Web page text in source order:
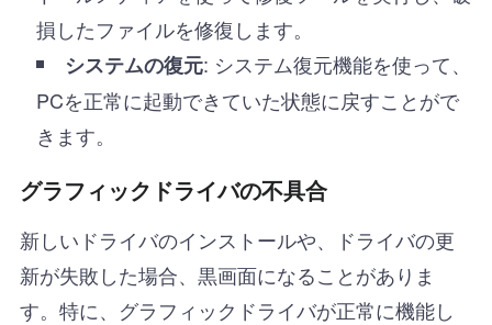
損したファイルを修復します。
システムの復元: システム復元機能を使って、
PCを正常に起動できていた状態に戻すことがで
きます。
グラフィックドライバの不具合
新しいドライバのインストールや、ドライバの更
新が失敗した場合、黒画面になることがありま
す。特に、グラフィックドライバが正常に機能し